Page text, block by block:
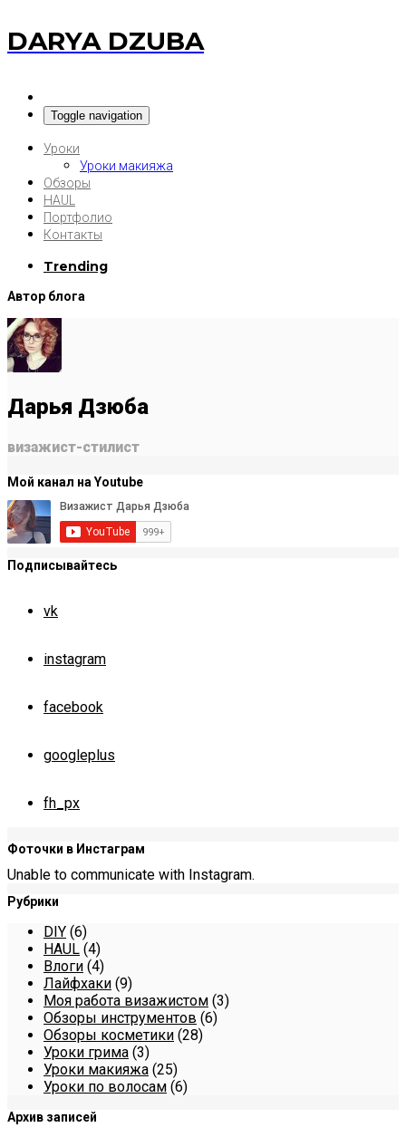
DARYA DZUBA
Toggle navigation
Уроки
Уроки макияжа
Обзоры
HAUL
Портфолио
Контакты
Trending
Автор блога
Дарья Дзюба
визажист-стилист
Мой канал на Youtube
Подписывайтесь
vk
instagram
facebook
googleplus
fh_px
Фоточки в Инстаграм
Unable to communicate with Instagram.
Рубрики
DIY (6)
HAUL (4)
Влоги (4)
Лайфхаки (9)
Моя работа визажистом (3)
Обзоры инструментов (6)
Обзоры косметики (28)
Уроки грима (3)
Уроки макияжа (25)
Уроки по волосам (6)
Архив записей